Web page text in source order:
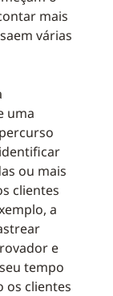
mais
várias
uma
ou mais
clientes
a
e
tempo
os clientes